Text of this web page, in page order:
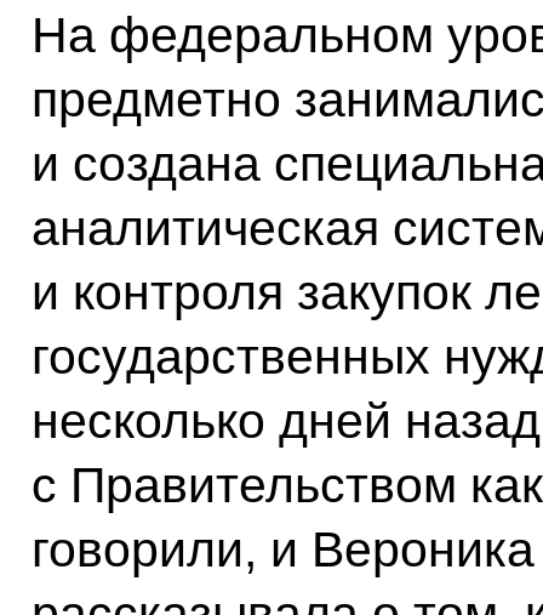
На федеральном
предметно
и создана
аналитическая
и контроля закупок
государственных
несколько дней
с Правительством
говорили, и